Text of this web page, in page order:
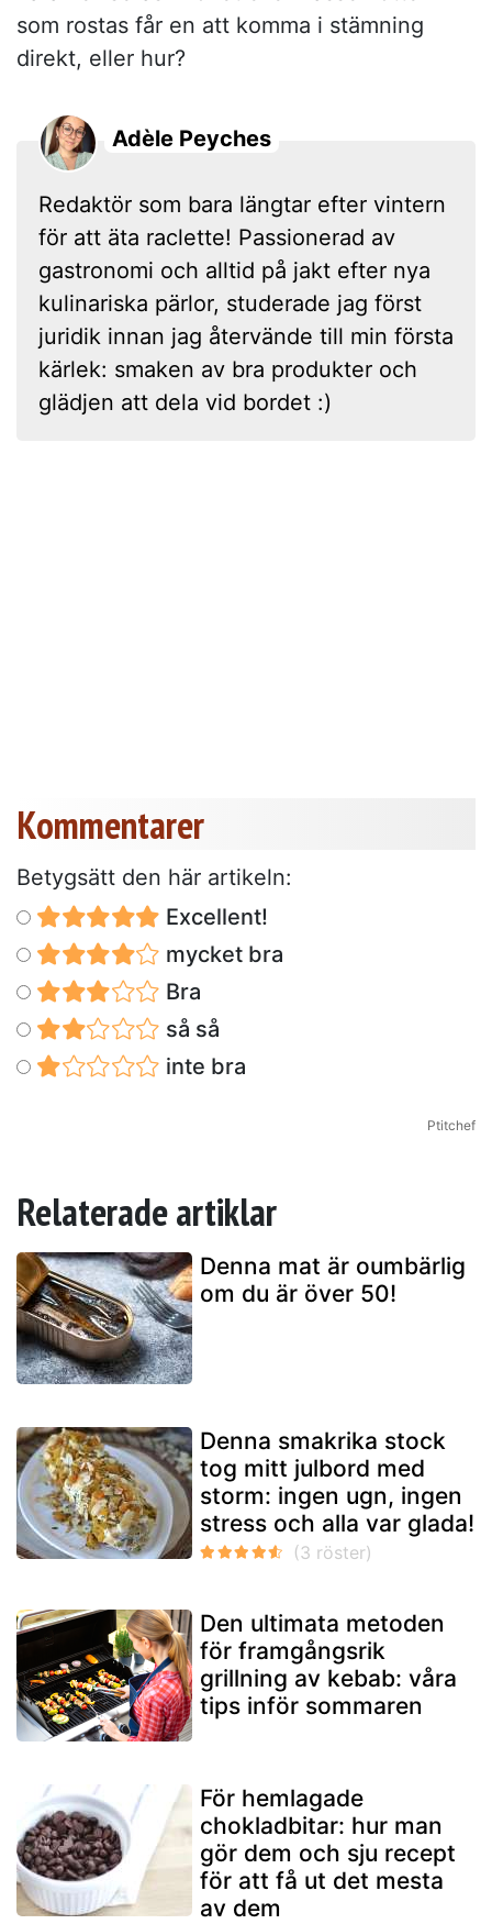
som rostas får en att komma i stämning
direkt, eller hur?
Adèle Peyches
Redaktör som bara längtar efter vintern
för att äta raclette! Passionerad av
gastronomi och alltid på jakt efter nya
kulinariska pärlor, studerade jag först
juridik innan jag återvände till min första
kärlek: smaken av bra produkter och
glädjen att dela vid bordet :)
Kommentarer
Betygsätt den här artikeln:
Excellent!
mycket bra
Bra
så så
inte bra
Ptitchef
Relaterade artiklar
Denna mat är oumbärlig
om du är över 50!
Denna smakrika stock
tog mitt julbord med
storm: ingen ugn, ingen
stress och alla var glada!
Den ultimata metoden
för framgångsrik
grillning av kebab: våra
tips inför sommaren
För hemlagade
chokladbitar: hur man
gör dem och sju recept
för att få ut det mesta
av dem